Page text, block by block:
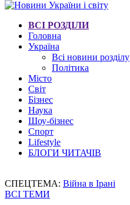
ВСІ РОЗДІЛИ
Головна
Україна
Всі новини розділу
Політика
Місто
Світ
Бізнес
Наука
Шоу-бізнес
Спорт
Lifestyle
БЛОГИ ЧИТАЧІВ
СПЕЦТЕМА: Війна в Ірані
ВСІ ТЕМИ